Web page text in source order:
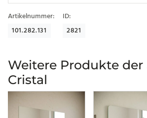
Artikelnummer:
101.282.131
ID:
2821
Weitere Produkte der
Cristal